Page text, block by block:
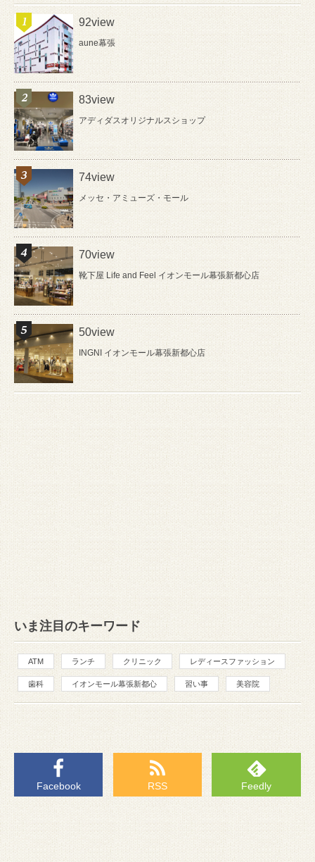
92view
aune幕張
83view
アディダスオリジナルスショップ
74view
メッセ・アミューズ・モール
70view
靴下屋 Life and Feel イオンモール幕張新都心店
50view
INGNI イオンモール幕張新都心店
いま注目のキーワード
ATM ランチ クリニック レディースファッション
歯科 イオンモール幕張新都心 習い事 美容院
Facebook RSS Feedly